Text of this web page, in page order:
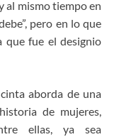
al mismo tiempo en
pero en lo que
que fue el designio
aborda de una
de mujeres,
ellas, ya sea